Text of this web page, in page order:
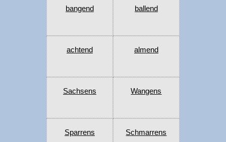
bangend ballend
achtend almend
Sachsens Wangens
Sparrens Schmarrens